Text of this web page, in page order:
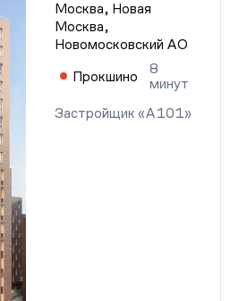
Москва, Новая
Москва,
Новомосковский АО
Прокшино
8
минут
Застройщик «А101»